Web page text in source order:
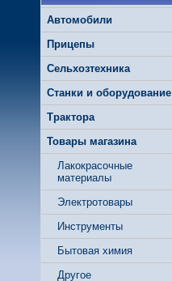
Автомобили
Прицепы
Сельхозтехника
Станки и оборудование
Трактора
Товары магазина
Лакокрасочные
материалы
Электротовары
Инструменты
Бытовая химия
Другое